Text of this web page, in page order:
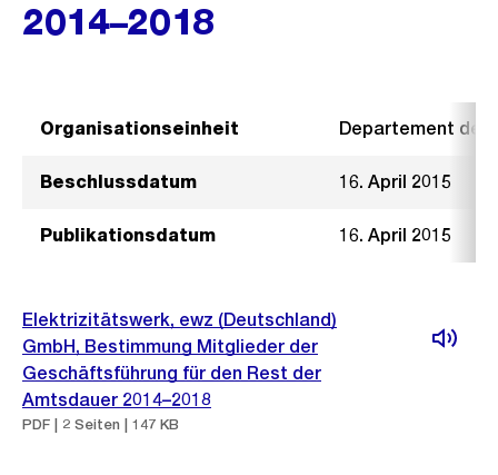
2014–2018
Organisationseinheit Departement der
Beschlussdatum 16. April 2015
Publikationsdatum 16. April 2015
Elektrizitätswerk, ewz (Deutschland)
GmbH, Bestimmung Mitglieder der
Geschäftsführung für den Rest der
Amtsdauer 2014–2018
PDF | 2 Seiten | 147 KB